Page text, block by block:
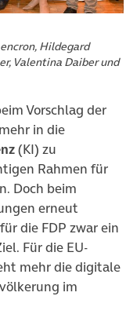
Hildegard
Valentina Daiber und
Vorschlag der
in die
(KI) zu
Rahmen für
Doch beim
erneut
die FDP zwar ein
Für die EU-
mehr die digitale
im